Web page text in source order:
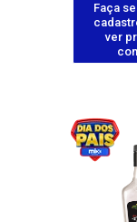
Faça
ver